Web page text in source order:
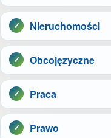
Nieruchomości
Obcojęzyczne
Praca
Prawo